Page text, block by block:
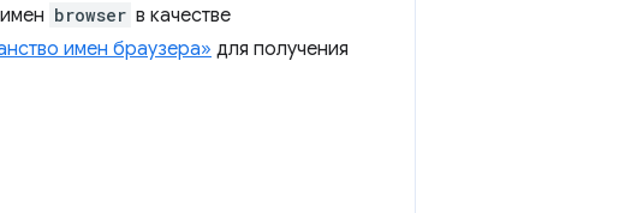
browser в качестве
имен браузера» для получения